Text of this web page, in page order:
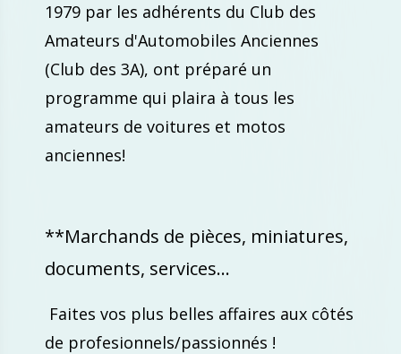
1979 par les adhérents du Club des
Amateurs d'Automobiles Anciennes
(Club des 3A), ont préparé un
programme qui plaira à tous les
amateurs de voitures et motos
anciennes!
**Marchands de pièces, miniatures,
documents, services...
Faites vos plus belles affaires aux côtés
de profesionnels/passionnés !